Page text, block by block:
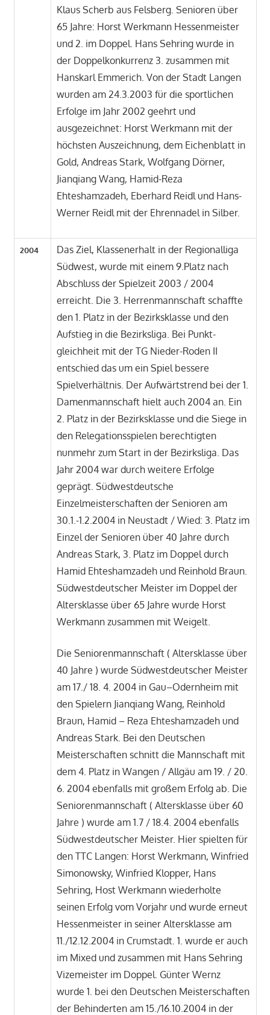
Klaus Scherb aus Felsberg. Senioren über
65 Jahre: Horst Werkmann Hessenmeister
und 2. im Doppel. Hans Sehring wurde in
der Doppelkonkurrenz 3. zusammen mit
Hanskarl Emmerich. Von der Stadt Langen
wurden am 24.3.2003 für die sportlichen
Erfolge im Jahr 2002 geehrt und
ausgezeichnet: Horst Werkmann mit der
höchsten Auszeichnung, dem Eichenblatt in
Gold, Andreas Stark, Wolfgang Dörner,
Jianqiang Wang, Hamid-Reza
Ehteshamzadeh, Eberhard Reidl und Hans-
Werner Reidl mit der Ehrennadel in Silber.
2004
Das Ziel, Klassenerhalt in der Regionalliga
Südwest, wurde mit einem 9.Platz nach
Abschluss der Spielzeit 2003 / 2004
erreicht. Die 3. Herrenmannschaft schaffte
den 1. Platz in der Bezirksklasse und den
Aufstieg in die Bezirksliga. Bei Punkt-
gleichheit mit der TG Nieder-Roden II
entschied das um ein Spiel bessere
Spielverhältnis. Der Aufwärtstrend bei der 1.
Damenmannschaft hielt auch 2004 an. Ein
2. Platz in der Bezirksklasse und die Siege in
den Relegationsspielen berechtigten
nunmehr zum Start in der Bezirksliga. Das
Jahr 2004 war durch weitere Erfolge
geprägt. Südwestdeutsche
Einzelmeisterschaften der Senioren am
30.1.-1.2.2004 in Neustadt / Wied: 3. Platz im
Einzel der Senioren über 40 Jahre durch
Andreas Stark, 3. Platz im Doppel durch
Hamid Ehteshamzadeh und Reinhold Braun.
Südwestdeutscher Meister im Doppel der
Altersklasse über 65 Jahre wurde Horst
Werkmann zusammen mit Weigelt.
Die Seniorenmannschaft ( Altersklasse über
40 Jahre ) wurde Südwestdeutscher Meister
am 17./ 18. 4. 2004 in Gau–Odernheim mit
den Spielern Jianqiang Wang, Reinhold
Braun, Hamid – Reza Ehteshamzadeh und
Andreas Stark. Bei den Deutschen
Meisterschaften schnitt die Mannschaft mit
dem 4. Platz in Wangen / Allgäu am 19. / 20.
6. 2004 ebenfalls mit großem Erfolg ab. Die
Seniorenmannschaft ( Altersklasse über 60
Jahre ) wurde am 1.7 / 18.4. 2004 ebenfalls
Südwestdeutscher Meister. Hier spielten für
den TTC Langen: Horst Werkmann, Winfried
Simonowsky, Winfried Klopper, Hans
Sehring, Host Werkmann wiederholte
seinen Erfolg vom Vorjahr und wurde erneut
Hessenmeister in seiner Altersklasse am
11./12.12.2004 in Crumstadt. 1. wurde er auch
im Mixed und zusammen mit Hans Sehring
Vizemeister im Doppel. Günter Wernz
wurde 1. bei den Deutschen Meisterschaften
der Behinderten am 15./16.10.2004 in der